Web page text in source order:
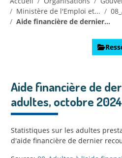
Ministère de l'Emploi et...
Aide financière de dernier...
Aide financière de
adultes, octobre 2024
Statistiques sur les adultes
d'aide financière de dernier